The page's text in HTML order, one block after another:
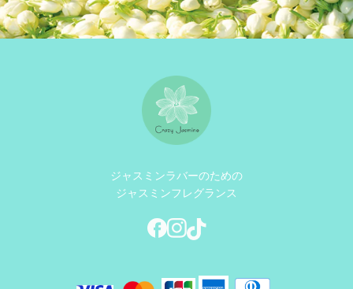
ジャスミンラバーのための
ジャスミンフレグランス